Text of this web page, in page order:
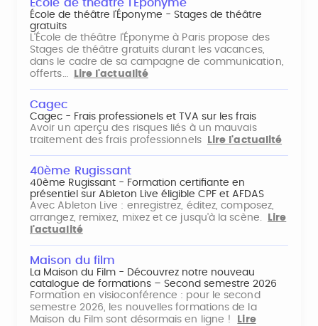
École de théâtre l'Éponyme
École de théâtre l'Éponyme - Stages de théâtre
gratuits
L'École de théâtre l'Éponyme à Paris propose des
Stages de théâtre gratuits durant les vacances,
dans le cadre de sa campagne de communication,
offerts…
Lire l'actualité
Cagec
Cagec - Frais professionels et TVA sur les frais
Avoir un aperçu des risques liés à un mauvais
traitement des frais professionnels
Lire l'actualité
40ème Rugissant
40ème Rugissant - Formation certifiante en
présentiel sur Ableton Live éligible CPF et AFDAS
Avec Ableton Live : enregistrez, éditez, composez,
arrangez, remixez, mixez et ce jusqu'à la scène.
Lire
l'actualité
Maison du film
La Maison du Film - Découvrez notre nouveau
catalogue de formations – Second semestre 2026
Formation en visioconférence : pour le second
semestre 2026, les nouvelles formations de la
Maison du Film sont désormais en ligne !
Lire